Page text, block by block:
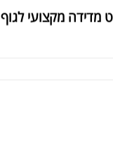
מדידה מקצועי לגוף